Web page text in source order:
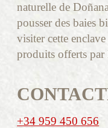
naturelle de
pousser des baies
visiter cette
produits offerts par
+34 959 450 656